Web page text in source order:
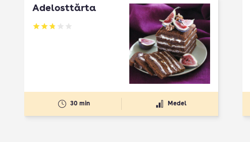
Ädelosttårta
Betyg: 2.8 av 5
30 min Medel